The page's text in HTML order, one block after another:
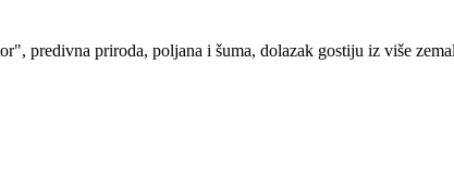
predivna priroda, poljana i šuma, dolazak gostiju iz više